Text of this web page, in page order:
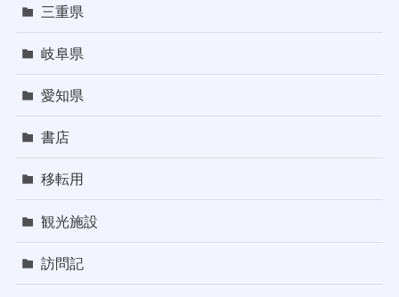
三重県
岐阜県
愛知県
書店
移転用
観光施設
訪問記